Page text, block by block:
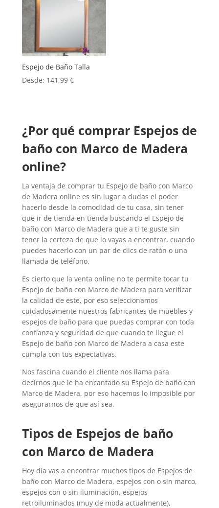
Espejo de Baño Talla
Desde: 141,99 €
¿Por qué comprar Espejos de
baño con Marco de Madera
online?
La ventaja de comprar tu Espejo de baño con Marco
de Madera online es sin lugar a dudas el poder
hacerlo desde la comodidad de tu casa, sin tener
que ir de tienda en tienda buscando el Espejo de
baño con Marco de Madera que a ti te guste sin
tener la certeza de que lo vayas a encontrar, cuando
puedes hacerlo con un par de clics de ratón o una
llamada de teléfono.
Es cierto que la venta online no te permite tocar tu
Espejo de baño con Marco de Madera para verificar
la calidad de este, por eso seleccionamos
cuidadosamente nuestros fabricantes de muebles y
espejos de baño para que puedas comprar con toda
confianza y seguridad de que cuando te llegue el
Espejo de baño con Marco de Madera a casa este
cumpla con tus expectativas.
Nos fascina cuando el cliente nos llama para
decirnos que le ha encantado su Espejo de baño con
Marco de Madera, por eso hacemos lo imposible por
asegurarnos de que así sea.
Tipos de Espejos de baño
con Marco de Madera
Hoy día vas a encontrar muchos tipos de Espejos de
baño con Marco de Madera, espejos con o sin marco,
espejos con o sin iluminación, espejos
retroiluminados (muy de moda actualmente),